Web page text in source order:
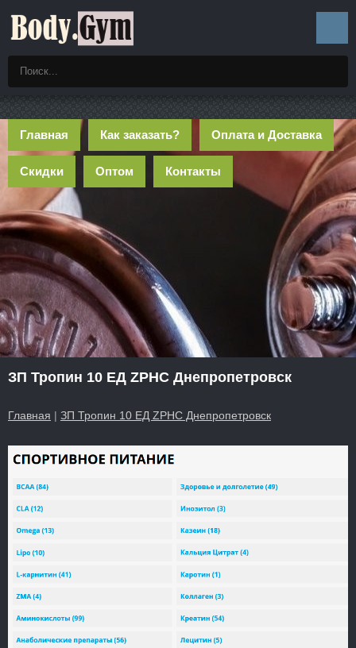
Главная Как заказать? Оплата и Доставка
Скидки Оптом Контакты
ЗП Тропин 10 ЕД ZPHC Днепропетровск
Главная | ЗП Тропин 10 ЕД ZPHC Днепропетровск